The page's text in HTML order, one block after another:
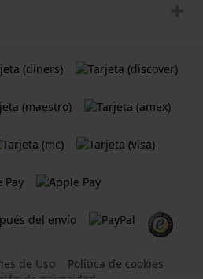
de Uso
Política de cookies